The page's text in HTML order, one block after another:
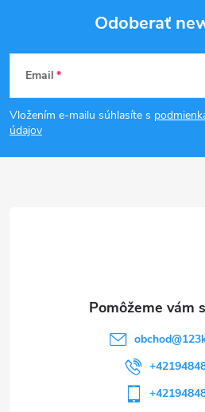
Z
á
p
Odoberať
Email
Vložením e-mailu súhlasíte s
údajov
obchod@